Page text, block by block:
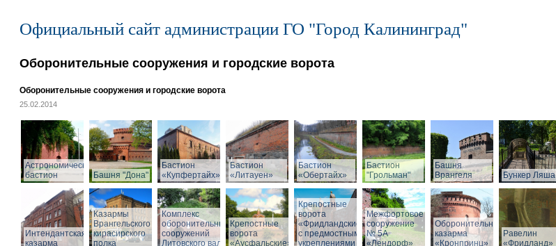
Официальный сайт администрации ГО "Город Калининград"
Оборонительные сооружения и городские ворота
Оборонительные сооружения и городские ворота
25.02.2014
Астрономический
бастион
Башня "Дона"
Бастион
«Купфертайх»
Бастион
«Литауен»
Бастион
«Обертайх»
Бастион
"Грольман"
Башня
Врангеля
Бункер Ляша
Интендантская
казарма
Казармы
Врангельского
кирасирского
полка
Комплекс
оборонительных
сооружений
Литовского вала
Крепостные
ворота
«Аусфальские»
Крепостные
ворота
«Фридландские»
с предмостными
укреплениями
Межфортовое
сооружение
№ 5А
«Лендорф»
Оборонительная
казарма
«Кронпринц»
Равелин
«Фридланд»